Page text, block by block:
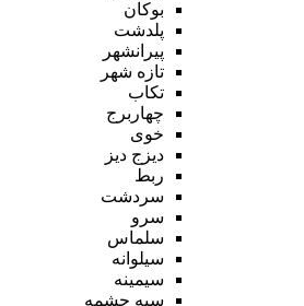
بوکان
پلدشت
پیرانشهر
تازه شهر
تکاب
چهاربرج
خوی
دیزج دیز
ربط
سردشت
سرو
سلماس
سیلوانه
سیمینه
سیه چشمه